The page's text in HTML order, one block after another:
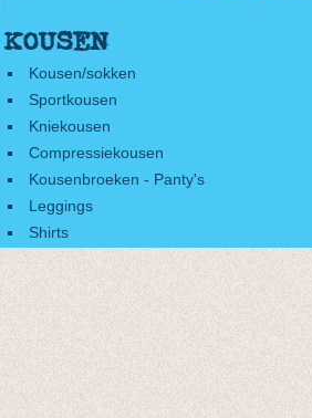
KOUSEN
Kousen/sokken
Sportkousen
Kniekousen
Compressiekousen
Kousenbroeken - Panty's
Leggings
Shirts